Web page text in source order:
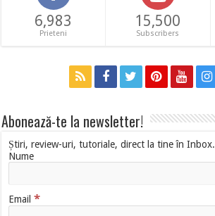
6,983
Prieteni
15,500
Subscribers
Abonează-te la newsletter!
Știri, review-uri, tutoriale, direct la tine în Inbox.
Nume
Email*